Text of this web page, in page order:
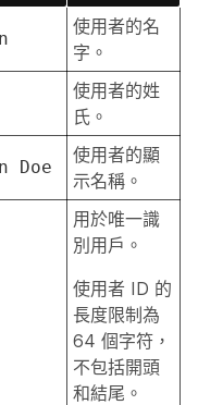
使用者的名
字。
使用者的姓
氏。
Doe
使用者的顯
示名稱。
用於唯一識
別用戶。
使用者 ID 的
長度限制為
64 個字符，
不包括開頭
和結尾。